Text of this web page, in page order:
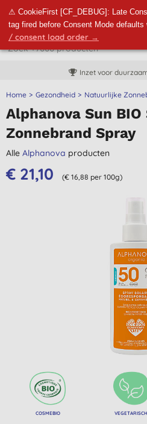
⚠ CookieFirst [CF_DEBUG]: Late
tag fired before Consent Mode defaults
/ consent load order →
Inzet voor
Home Gezondheid Natuurlijke
Alphanova Sun BIO
Zonnebrand Spray
Alle Alphanova producten
€ 21,10 (€ 16,88 per 100g)
COSMEBIO VEGETARISCH